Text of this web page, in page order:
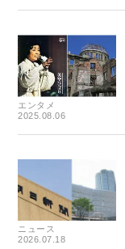
エンタメ
2025.08.06
ニュース
2026.07.18